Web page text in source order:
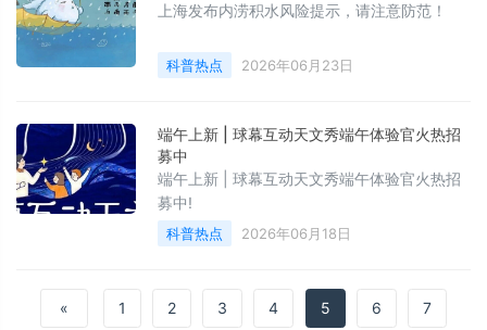
上海发布内涝积水风险提示，请注意防范！
科普热点 2026年06月23日
端午上新 | 球幕互动天文秀端午体验官火热招
募中
端午上新 | 球幕互动天文秀端午体验官火热招
募中!
科普热点 2026年06月18日
« 1 2 3 4 5 6 7